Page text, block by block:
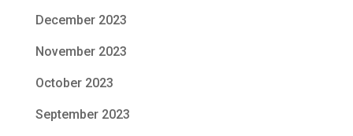
December 2023
November 2023
October 2023
September 2023